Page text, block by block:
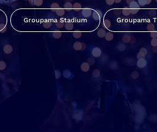
Groupama Stadium Groupama